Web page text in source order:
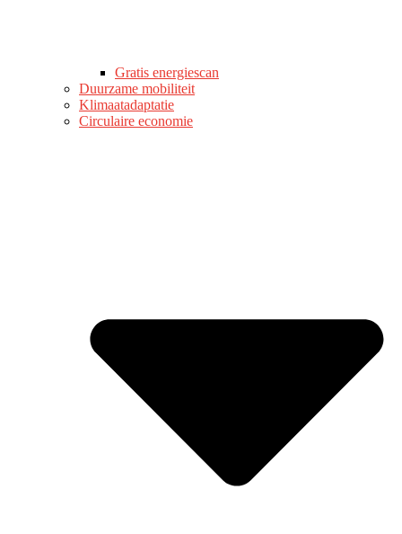
Gratis energiescan
Duurzame mobiliteit
Klimaatadaptatie
Circulaire economie